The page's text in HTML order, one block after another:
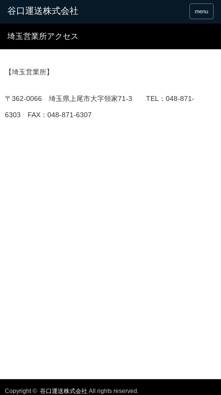
谷口運送株式会社 menu
埼玉営業所アクセス
【埼玉営業所】
〒362-0066 埼玉県上尾市大字領家71-3 TEL：048-871-
6303 FAX：048-871-6307
Copyright © 谷口運送株式会社 All rights reserved.